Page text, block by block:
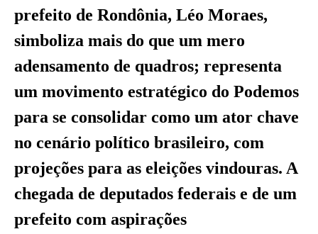
prefeito de Rondônia, Léo Moraes,
simboliza mais do que um mero
adensamento de quadros; representa
um movimento estratégico do Podemos
para se consolidar como um ator chave
no cenário político brasileiro, com
projeções para as eleições vindouras. A
chegada de deputados federais e de um
prefeito com aspirações